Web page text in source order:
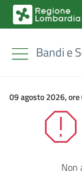
Bandi e
09 agosto 2026, ore
Non